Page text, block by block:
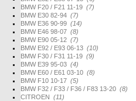
BMW F20 / F21 11-19 (7)
BMW E30 82-94 (7)
BMW E36 90-99 (14)
BMW E46 98-07 (8)
BMW E90 05-12 (7)
BMW E92 / E93 06-13 (10)
BMW F30 / F31 11-19 (9)
BMW E39 95-03 (4)
BMW E60 / E61 03-10 (8)
BMW F10 10-17 (5)
BMW F32 / F33 / F36 / F83 13-20 (8)
CITROEN (11)